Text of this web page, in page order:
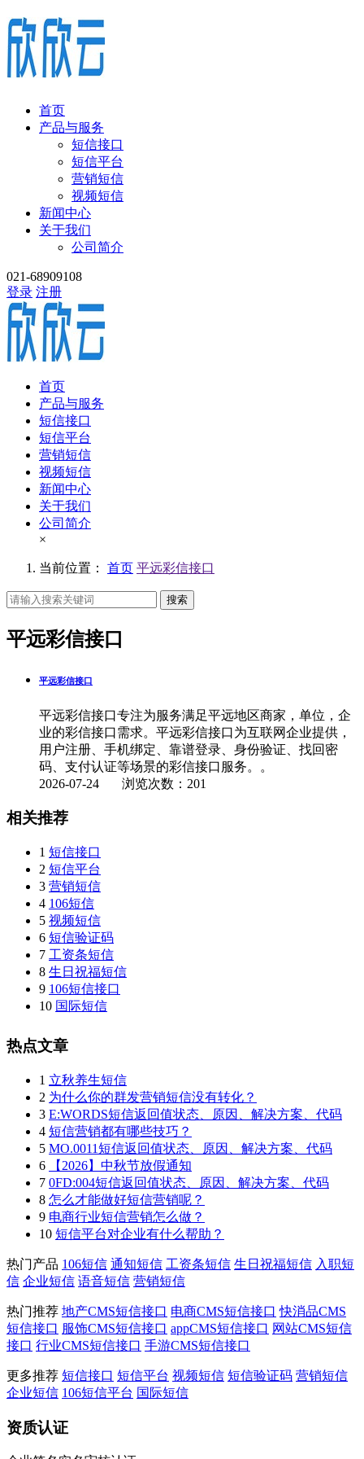
首页
产品与服务
短信接口
短信平台
营销短信
视频短信
新闻中心
关于我们
公司简介
021-68909108
登录 注册
首页
产品与服务
短信接口
短信平台
营销短信
视频短信
新闻中心
关于我们
公司简介
×
当前位置： 首页 平远彩信接口
搜索
平远彩信接口
平远彩信接口
平远彩信接口专注为服务满足平远地区商家，单位，企
业的彩信接口需求。平远彩信接口为互联网企业提供，
用户注册、手机绑定、靠谱登录、身份验证、找回密
码、支付认证等场景的彩信接口服务。。
2026-07-24 浏览次数：201
相关推荐
1 短信接口
2 短信平台
3 营销短信
4 106短信
5 视频短信
6 短信验证码
7 工资条短信
8 生日祝福短信
9 106短信接口
10 国际短信
热点文章
1 立秋养生短信
2 为什么你的群发营销短信没有转化？
3 E:WORDS短信返回值状态、原因、解决方案、代码
4 短信营销都有哪些技巧？
5 MO.0011短信返回值状态、原因、解决方案、代码
6
【2026】中秋节放假通知
7 0FD:004短信返回值状态、原因、解决方案、代码
8 怎么才能做好短信营销呢？
9 电商行业短信营销怎么做？
10 短信平台对企业有什么帮助？
热门产品 106短信 通知短信 工资条短信 生日祝福短信 入职短
信 企业短信 语音短信 营销短信
热门推荐 地产CMS短信接口 电商CMS短信接口 快消品CMS
短信接口 服饰CMS短信接口 appCMS短信接口 网站CMS短信
接口 行业CMS短信接口 手游CMS短信接口
更多推荐 短信接口 短信平台 视频短信 短信验证码 营销短信
企业短信 106短信平台 国际短信
资质认证